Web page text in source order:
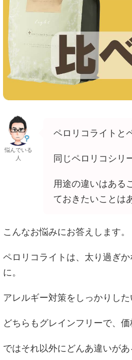
悩んでいる
人
ペロリコライトと
同じペロリコシリ
用途の違いはある
ておきたいことは
こんなお悩みにお答えします。
ペロリコライトは、太り過ぎ
に。
アレルギー対策をしっかりし
どちらもグレインフリーで、
ではそれ以外にどんあ違いが